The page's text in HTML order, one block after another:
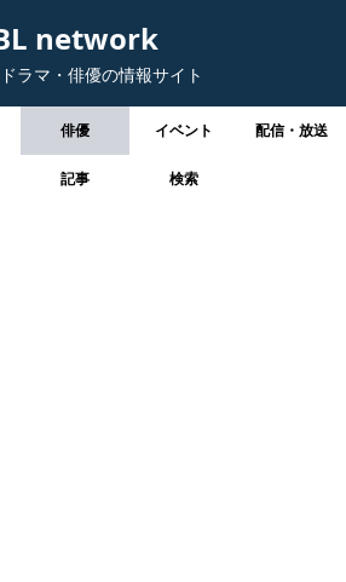
network
ラマ・俳優の情報サイト
俳優 イベント 配信・放送
記事 検索